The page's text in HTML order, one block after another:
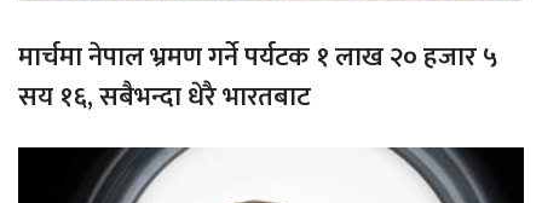
मार्चमा नेपाल भ्रमण गर्ने पर्यटक १ लाख २० हजार ५
सय १६, सबैभन्दा धेरै भारतबाट